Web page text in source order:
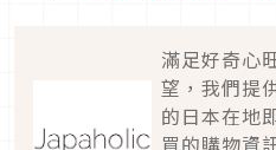
滿足好奇心
望，我們提
的日本在地